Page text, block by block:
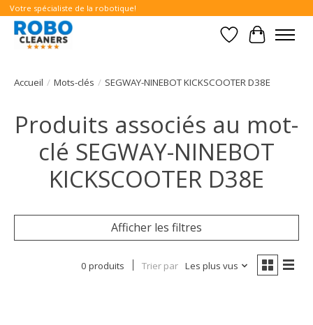
Votre spécialiste de la robotique!
Liste dePanier
Accueil / Mots-clés / SEGWAY-NINEBOT KICKSCOOTER D38E
Produits associés au mot-
clé SEGWAY-NINEBOT
KICKSCOOTER D38E
Afficher les filtres
0 produits Trier par Les plus vus